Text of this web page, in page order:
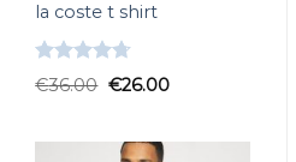
la coste t shirt
Valutato
4.67su 5
€36.00 €26.00